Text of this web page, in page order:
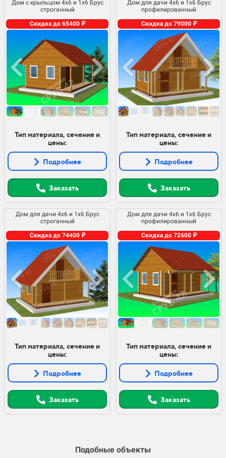
Дом с крыльцом 4х6 и 1х6 Брус
строганный
Скидка до 65400 ₽
Тип материала, сечение и
цены:
Подробнее
Заказать
Дом для дачи 4х6 и 1х6 Брус
профилированный
Скидка до 79000 ₽
Тип материала, сечение и
цены:
Подробнее
Заказать
Дом для дачи 4х6 и 1х6 Брус
строганный
Скидка до 74400 ₽
Тип материала, сечение и
цены:
Подробнее
Заказать
Дом для дачи 4х6 и 1х6 Брус
профилированный
Скидка до 72600 ₽
Тип материала, сечение и
цены:
Подробнее
Заказать
Подобные объекты